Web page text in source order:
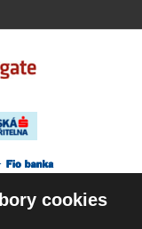
cookies